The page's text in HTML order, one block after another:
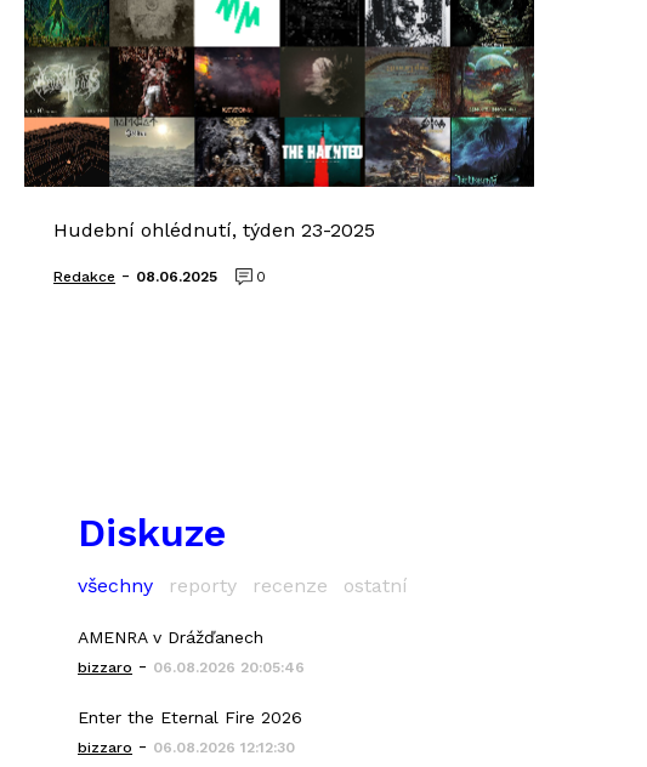
Hudební ohlédnutí, týden 23-2025
Redakce - 08.06.2025 0
Diskuze
všechny reporty recenze ostatní
AMENRA v Drážďanech
bizzaro - 06.08.2026 20:05:46
Enter the Eternal Fire 2026
bizzaro - 06.08.2026 12:12:30